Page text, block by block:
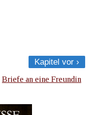
Kapitel vor ›
Briefe an eine Freundin